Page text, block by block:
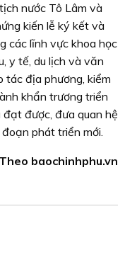
nước Tô Lâm và
kiến lễ ký kết và
các lĩnh vực khoa học
y tế, du lịch và văn
tác địa phương, kiểm
khẩn trương triển
được, đưa quan hệ
phát triển mới.
Theo baochinhphu.vn